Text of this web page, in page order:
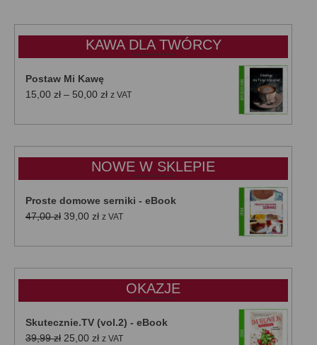
KAWA DLA TWÓRCY
Postaw Mi Kawę
15,00 zł – 50,00 złZakres
od
do
50,00 zł
z VAT
NOWE W SKLEPIE
Proste domowe serniki - eBook
47,00zł Pierwotna
wynosiła:
39,00 złAktualna
wynosi:
z VAT
OKAZJE
Skutecznie.TV (vol.2) - eBook
39,99zł Pierwotna
25,00 złAktualna
z VAT